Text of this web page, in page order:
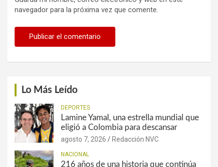
navegador para la próxima vez que comente.
Lo Más Leído
DEPORTES
Lamine Yamal, una estrella mundial que
eligió a Colombia para descansar
agosto 7, 2026 Redacción NVC
NACIONAL
216 años de una historia que continúa